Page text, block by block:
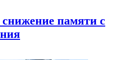
памяти с